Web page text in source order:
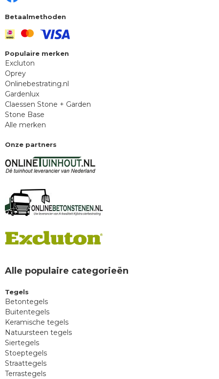
Betaalmethoden
Populaire merken
Excluton
Oprey
Onlinebestrating.nl
Gardenlux
Claessen Stone + Garden
Stone Base
Alle merken
Onze partners
Alle populaire categorieën
Tegels
Betontegels
Buitentegels
Keramische tegels
Natuursteen tegels
Siertegels
Stoeptegels
Straattegels
Terrastegels